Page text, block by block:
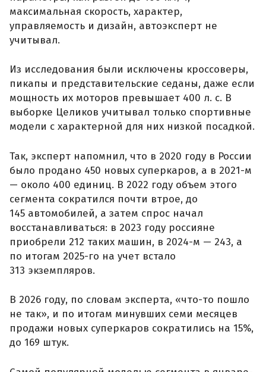
максимальная скорость, характер,
управляемость и дизайн, автоэксперт не
учитывал.
Из исследования были исключены кроссоверы,
пикапы и представительские седаны, даже если
мощность их моторов превышает 400 л. с. В
выборке Целиков учитывал только спортивные
модели с характерной для них низкой посадкой.
Так, эксперт напомнил, что в 2020 году в России
было продано 450 новых суперкаров, а в 2021-м
— около 400 единиц. В 2022 году объем этого
сегмента сократился почти втрое, до
145 автомобилей, а затем спрос начал
восстанавливаться: в 2023 году россияне
приобрели 212 таких машин, в 2024-м — 243, а
по итогам 2025-го на учет встало
313 экземпляров.
В 2026 году, по словам эксперта, «что-то пошло
не так», и по итогам минувших семи месяцев
продажи новых суперкаров сократились на 15%,
до 169 штук.